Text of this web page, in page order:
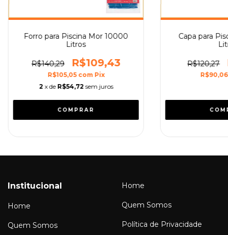
Forro para Piscina Mor 10000
Litros
R$140,29 R$109,43
R$105,05 com Pix
2 x de R$54,72 sem juros
Capa para
R$120,27
Institucional
Home
Quem Somos
Home
Quem Somos
Política de Privacidade